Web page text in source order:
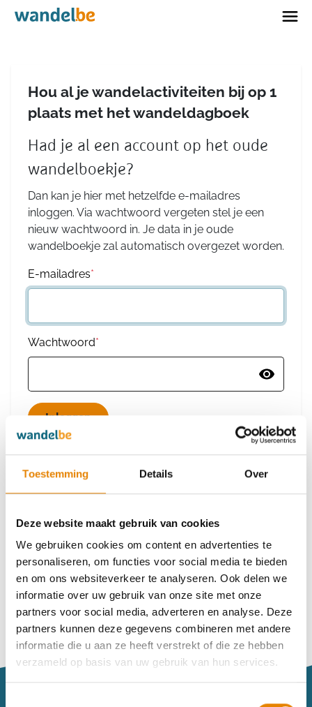
Toestemming Details Over
Deze website maakt gebruik van cookies
We gebruiken cookies om content en advertenties te
personaliseren, om functies voor social media te bieden
en om ons websiteverkeer te analyseren. Ook delen we
informatie over uw gebruik van onze site met onze
partners voor social media, adverteren en analyse. Deze
partners kunnen deze gegevens combineren met andere
informatie die u aan ze heeft verstrekt of die ze hebben
verzameld op basis van uw gebruik van hun services.
Home
Hou al je wandelactiviteiten bij op 1
plaats met het wandeldagboek
Had je al een account op het oude
wandelboekje?
Dan kan je hier met hetzelfde e-mailadres
inloggen. Via wachtwoord vergeten stel je een
nieuw wachtwoord in. Je data in je oude
wandelboekje zal automatisch overgezet worden.
E-mailadres*
Wachtwoord*
Heb je nog geen account?
Maak dan een nieuw account aan
Maak een nieuw account aan
Vind je je weg niet goed in het wandeldagboek?
Raadpleeg dan hier de handleiding.